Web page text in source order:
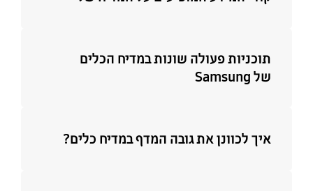
תוכניות פעולה שונות במדיח הכלים
של Samsung
איך לכוונן את גובה המדף במדיח כלים?